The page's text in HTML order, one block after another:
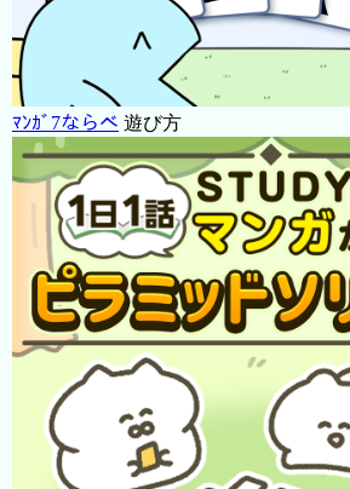
ﾏﾝｶﾞ7ならべ 遊び方